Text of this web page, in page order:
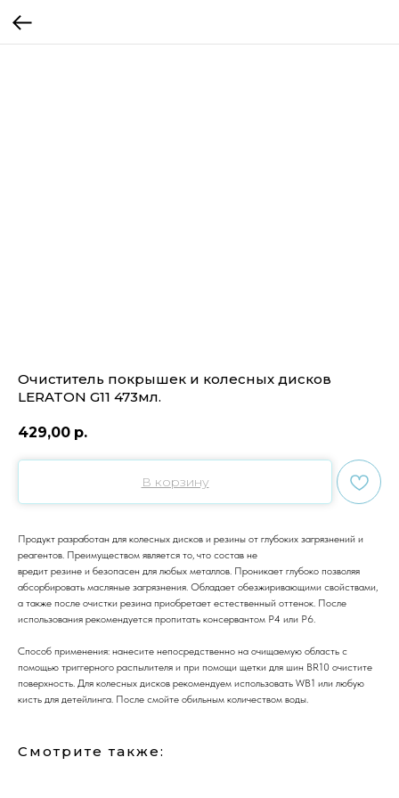
Очиститель покрышек и колесных дисков
LERATON G11 473мл.
429,00 р.
В корзину
Продукт разработан для колесных дисков и резины от глубоких загрязнений и
реагентов. Преимуществом является то, что состав не
вредит резине и безопасен для любых металлов. Проникает глубоко позволяя
абсорбировать масляные загрязнения. Обладает обезжиривающими свойствами,
а также после очистки резина приобретает естественный оттенок. После
использования рекомендуется пропитать консервантом P4 или P6.
Способ применения: нанесите непосредственно на очищаемую область с
помощью триггерного распылителя и при помощи щетки для шин BR10 очистите
поверхность. Для колесных дисков рекомендуем использовать WB1 или любую
кисть для детейлинга. После смойте обильным количеством воды.
Смотрите также: